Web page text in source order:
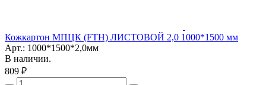
Кожкартон МПЦК (FTH) ЛИСТОВОЙ 2,0 1000*1500 мм
Арт.: 1000*1500*2,0мм
В наличии.
809 ₽